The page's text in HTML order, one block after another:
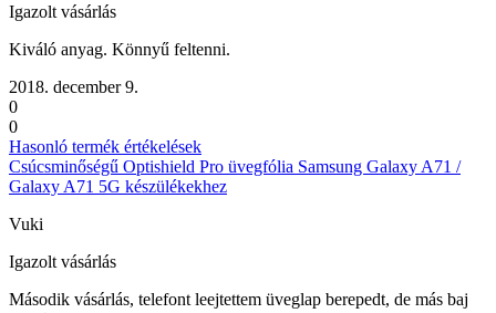
Igazolt vásárlás
Kiváló anyag. Könnyű feltenni.
2018. december 9.
0
0
Hasonló termék értékelések
Csúcsminőségű Optishield Pro üvegfólia Samsung Galaxy A71 /
Galaxy A71 5G készülékekhez
Vuki
Igazolt vásárlás
Második vásárlás, telefont leejtettem üveglap berepedt, de más baj